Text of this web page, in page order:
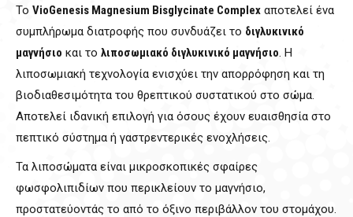
Το VioGenesis Magnesium Bisglycinate Complex αποτελεί ένα
συμπλήρωμα διατροφής που συνδυάζει το διγλυκινικό
μαγνήσιο και το λιποσωμιακό διγλυκινικό μαγνήσιο . Η
λιποσωμιακή τεχνολογία ενισχύει την απορρόφηση και τη
βιοδιαθεσιμότητα του θρεπτικού συστατικού στο σώμα.
Αποτελεί ιδανική επιλογή για όσους έχουν ευαισθησία στο
πεπτικό σύστημα ή γαστρεντερικές ενοχλήσεις.
Τα λιποσώματα είναι μικροσκοπικές σφαίρες
φωσφολιπιδίων που περικλείουν το μαγνήσιο,
προστατεύοντάς το από το όξινο περιβάλλον του στομάχου.